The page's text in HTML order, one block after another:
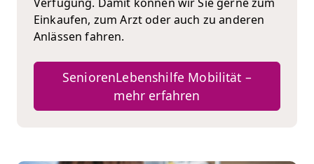
Einkaufen, zum Arzt oder auch zu anderen
Anlässen fahren.
SeniorenLebenshilfe Mobilität –
mehr erfahren